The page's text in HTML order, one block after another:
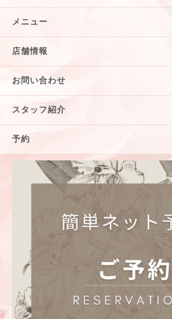
メニュー
店舗情報
お問い合わせ
スタッフ紹介
予約